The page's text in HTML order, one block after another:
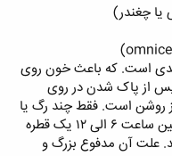
یا چغندر)
است. که باعث خون روی
از پاک شدن در روی
روشن است. فقط چند رگ یا
flecks دیده می‌ شود. شما می‌ توانید در بین ساعت ۶ الی ۱۲ یک قطره
علت آن مدفوع بزرگ و